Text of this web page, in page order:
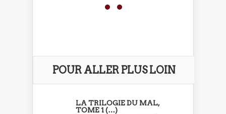
POUR ALLER PLUS LOIN
LA TRILOGIE DU MAL,
TOME 1 (…)